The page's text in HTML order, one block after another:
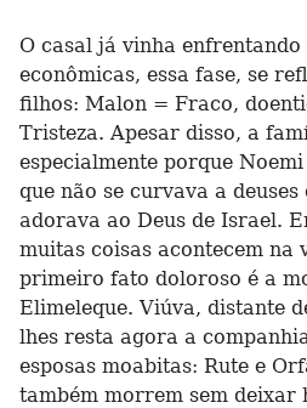
O casal já vinha
econômicas, essa fase, se
filhos: Malon = Fraco,
Tristeza. Apesar disso, a
especialmente porque
que não se curvava a
adorava ao Deus de Israel.
muitas coisas acontecem na
primeiro fato doloroso é a
Elimeleque. Viúva, distante
lhes resta agora a
esposas moabitas: Rute e
também morrem sem deixar